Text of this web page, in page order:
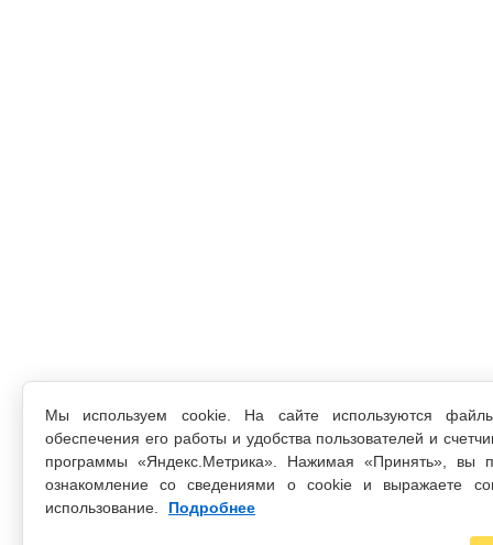
Мы используем cookie. На сайте используются
обеспечения его работы и удобства пользователей и
программы «Яндекс.Метрика». Нажимая «Принять», вы
ознакомление со сведениями о cookie и выражаете
использование.
Подробнее